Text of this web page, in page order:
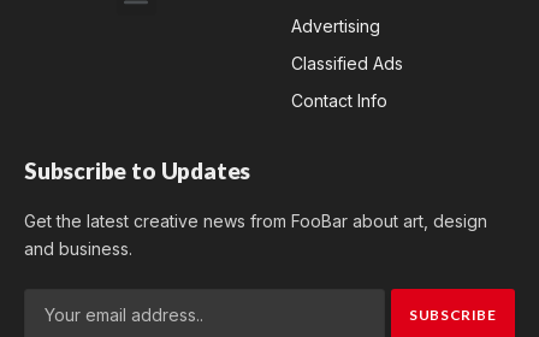
Advertising
Classified Ads
Contact Info
Subscribe to Updates
Get the latest creative news from FooBar about art, design
and business.